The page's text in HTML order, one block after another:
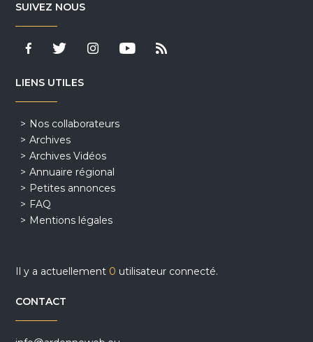
SUIVEZ NOUS
LIENS UTILES
Nos collaborateurs
Archives
Archives Vidéos
Annuaire régional
Petites annonces
FAQ
Mentions légales
Il y a actuellement 0 utilisateur connecté.
CONTACT